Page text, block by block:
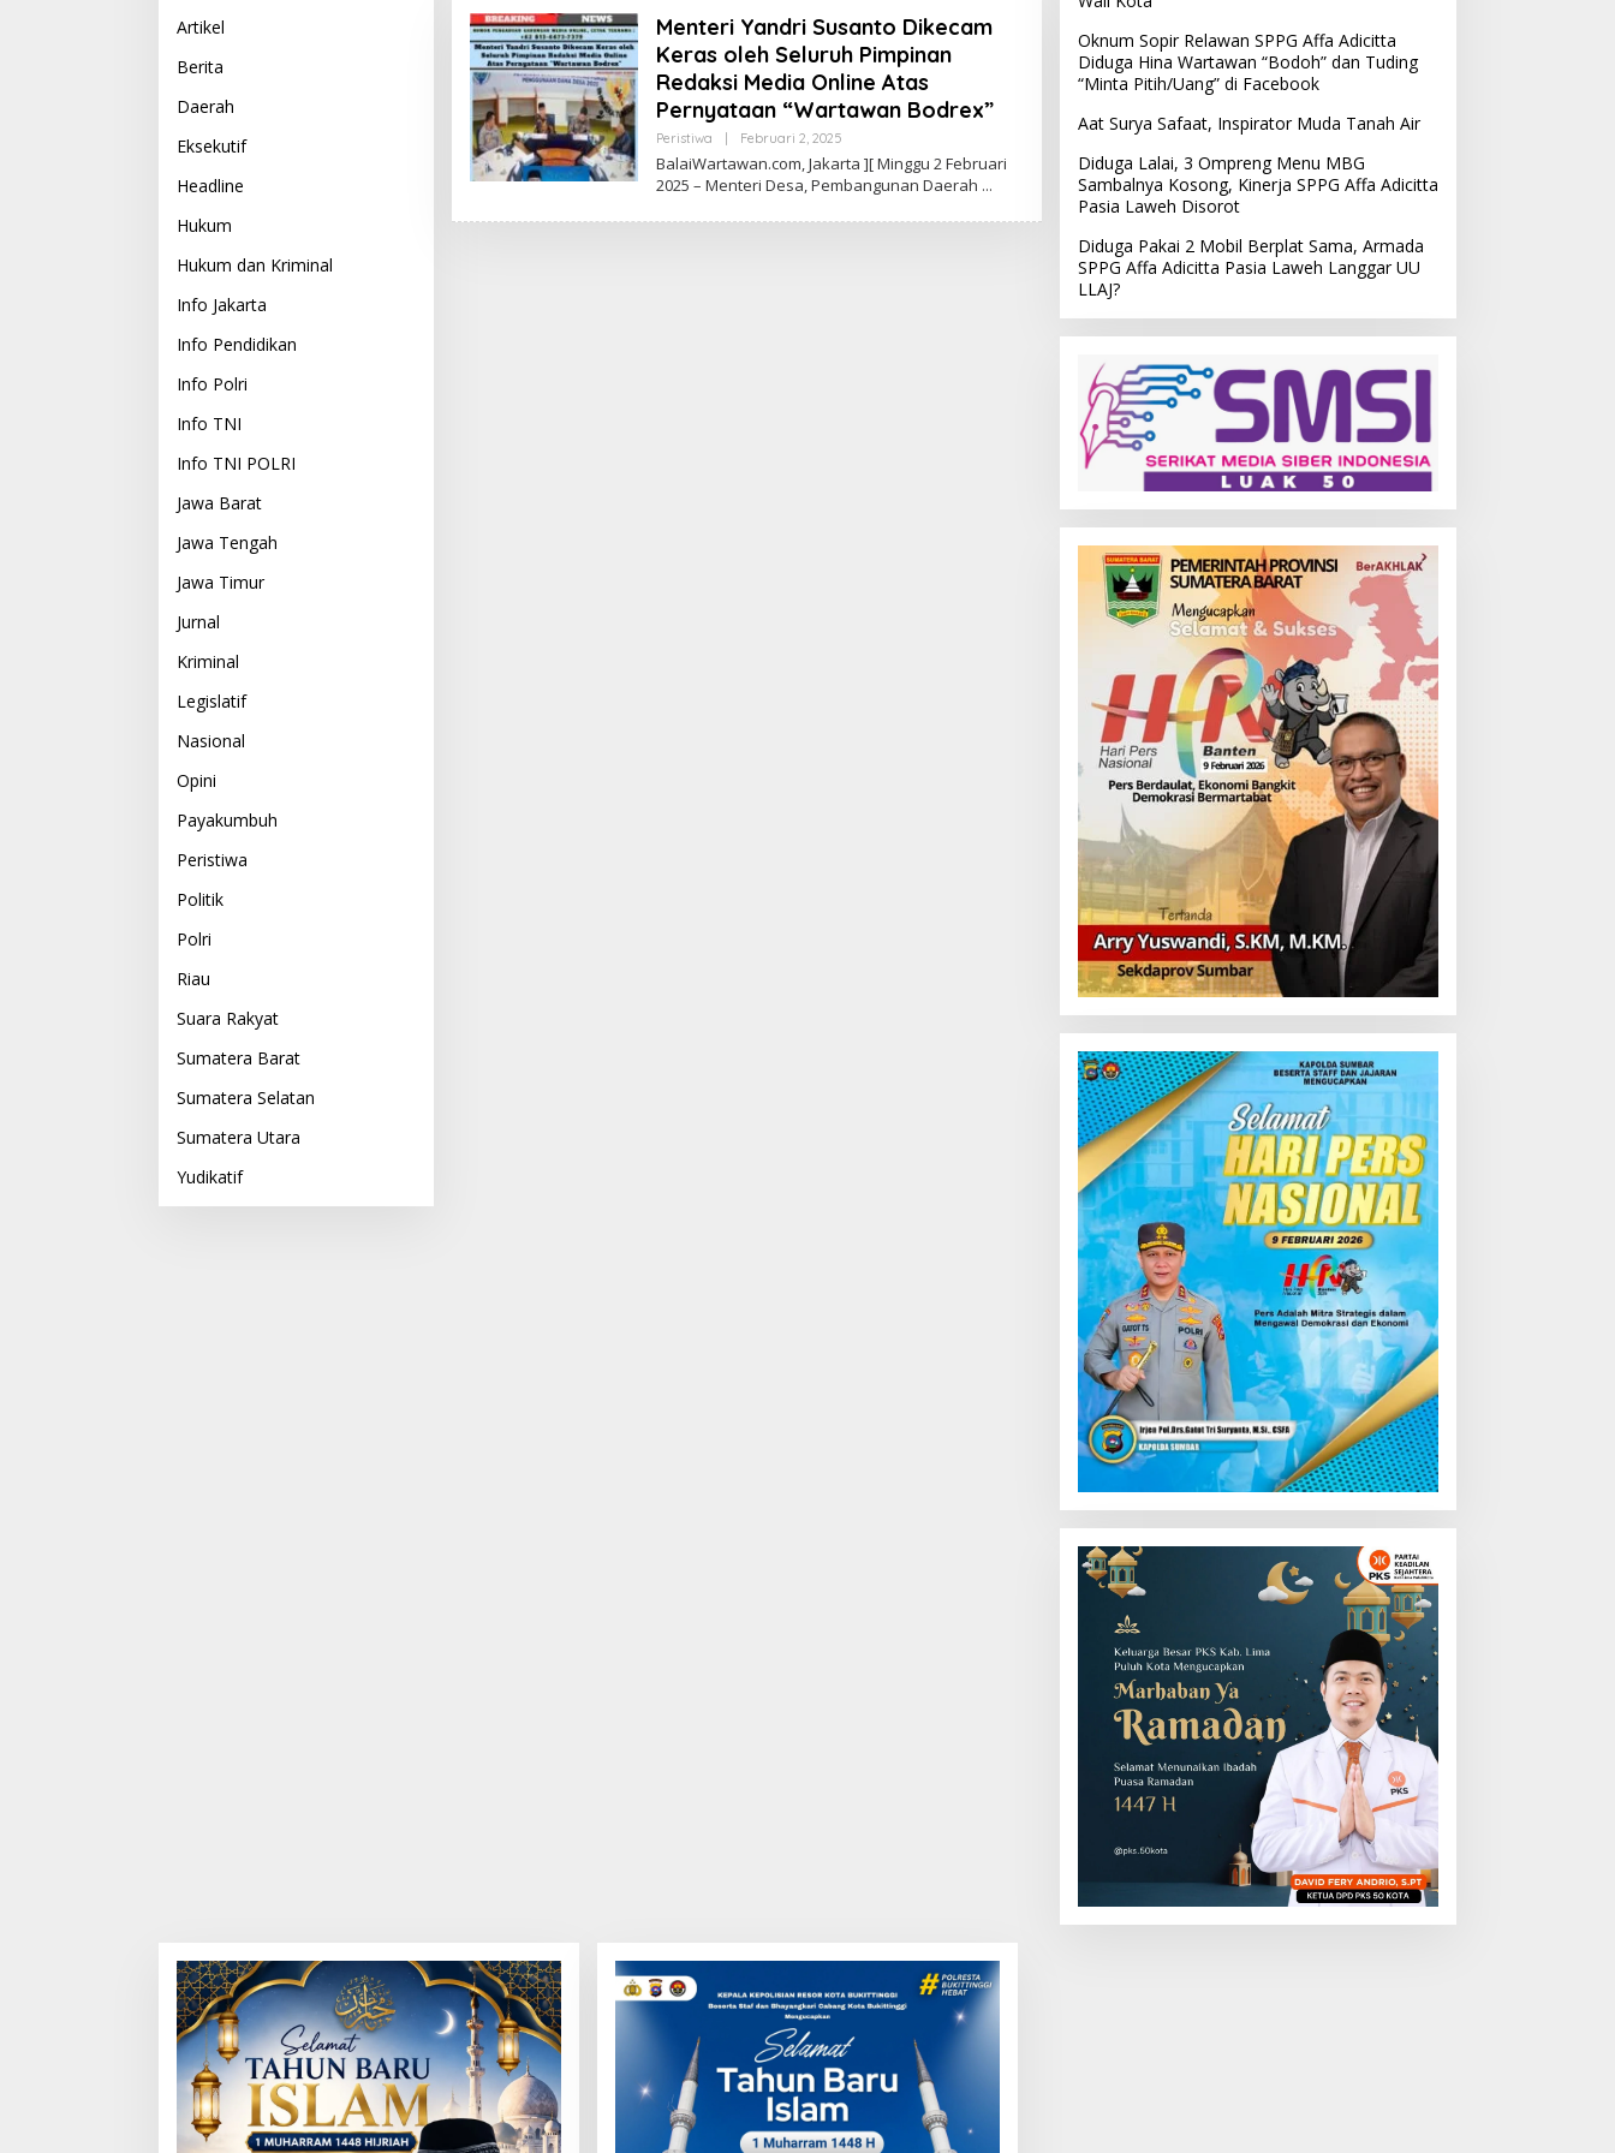
Artikel
Berita
Daerah
Eksekutif
Headline
Hukum
Hukum dan Kriminal
Info Jakarta
Info Pendidikan
Info Polri
Info TNI
Info TNI POLRI
Jawa Barat
Jawa Tengah
Jawa Timur
Jurnal
Kriminal
Legislatif
Nasional
Opini
Payakumbuh
Peristiwa
Politik
Polri
Riau
Suara Rakyat
Sumatera Barat
Sumatera Selatan
Sumatera Utara
Yudikatif
Menteri Yandri Susanto Dikecam
Keras oleh Seluruh Pimpinan
Redaksi Media Online Atas
Pernyataan “Wartawan Bodrex”
Peristiwa Februari 2, 2025
E
H
D
BalaiWartawan.com, Jakarta ][ Minggu 2 Februari
2025 – Menteri Desa, Pembangunan Daerah
Oknum Sopir Relawan SPPG Affa Adicitta
Diduga Hina Wartawan “Bodoh” dan Tuding
“Minta Pitih/Uang” di Facebook
Aat Surya Safaat, Inspirator Muda Tanah Air
Diduga Lalai, 3 Ompreng Menu MBG
Sambalnya Kosong, Kinerja SPPG Affa Adicitta
Pasia Laweh Disorot
Diduga Pakai 2 Mobil Berplat Sama, Armada
SPPG Affa Adicitta Pasia Laweh Langgar UU
LLAJ?